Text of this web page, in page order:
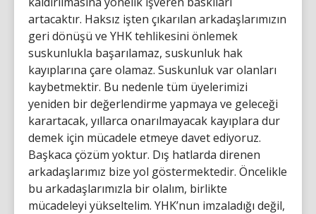
artacaktır. Haksız işten çıkarılan arkadaşlarımızın
geri dönüşü ve YHK tehlikesini önlemek
suskunlukla başarılamaz, suskunluk hak
kayıplarına çare olamaz. Suskunluk var olanları
kaybetmektir. Bu nedenle tüm üyelerimizi
yeniden bir değerlendirme yapmaya ve geleceği
karartacak, yıllarca onarılmayacak kayıplara dur
demek için mücadele etmeye davet ediyoruz.
Başkaca çözüm yoktur. Dış hatlarda direnen
arkadaşlarımız bize yol göstermektedir. Öncelikle
bu arkadaşlarımızla bir olalım, birlikte
mücadeleyi yükseltelim. YHK’nun imzaladığı değil,